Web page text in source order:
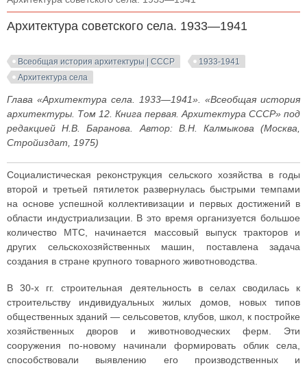
Архитектура советского села. 1933—1941
Всеобщая история архитектуры | СССР
1933-1941
Архитектура села
Глава «Архитектура села. 1933—1941». «Всеобщая история
архитектуры. Том 12. Книга первая. Архитектура СССР» под
редакцией Н.В. Баранова. Автор: В.Н. Калмыкова (Москва,
Стройиздат, 1975)
Социалистическая реконструкция сельского хозяйства в годы
второй и третьей пятилеток развернулась быстрыми темпами
на основе успешной коллективизации и первых достижений в
области индустриализации. В это время организуется большое
количество МТС, начинается массовый выпуск тракторов и
других сельскохозяйственных машин, поставлена задача
создания в стране крупного товарного животноводства.
В 30-х гг. строительная деятельность в селах сводилась к
строительству индивидуальных жилых домов, новых типов
общественных зданий — сельсоветов, клубов, школ, к постройке
хозяйственных дворов и животноводческих ферм. Эти
сооружения по-новому начинали формировать облик села,
способствовали выявлению его производственных и